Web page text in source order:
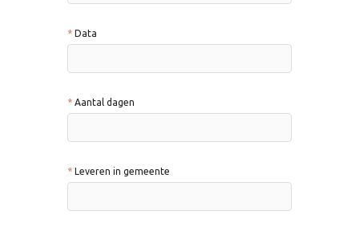
Data
Aantal dagen
Leveren in gemeente